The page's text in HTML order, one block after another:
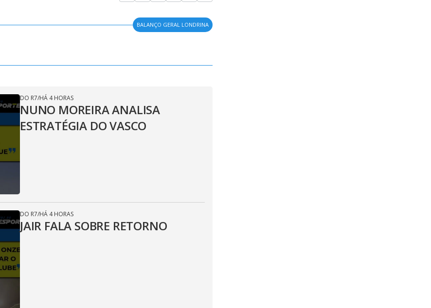
BALANÇO GERAL LONDRINA
DO R7/HÁ 4 HORAS
NUNO MOREIRA ANALISA
ESTRATÉGIA DO VASCO
DO R7/HÁ 4 HORAS
JAIR FALA SOBRE RETORNO